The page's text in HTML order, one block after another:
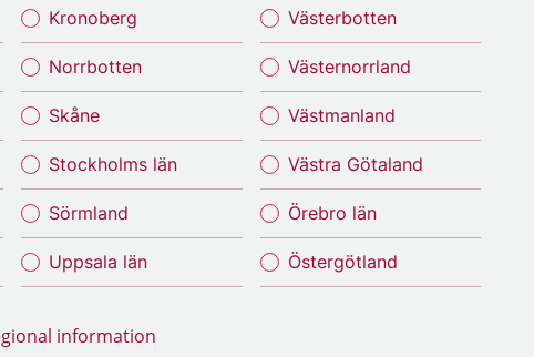
Kronoberg
Norrbotten
Skåne
Stockholms län
Sörmland
Uppsala län
Västerbotten
Västernorrland
Västmanland
Västra Götaland
Örebro län
Östergötland
information